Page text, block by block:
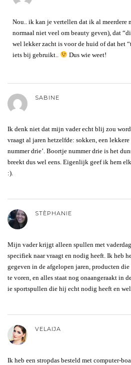
Nou.. ik kan je vertellen dat ik al meerdere
normaal niet veel om beauty geven), dat
wel lekker zacht is voor de huid of dat het
iets bij gebruikt..
Dus wie weet!
SABINE
Ik denk niet dat mijn vader echt blij zou
vraagt al jaren hetzelfde: sokken, een lekkere
nummer drie’. Boortje nummer drie is het
breekt dus wel eens. Eigenlijk geef ik hem
:).
STÈPHANIE
Mijn vader krijgt alleen spullen met
specifiek naar vraagt en nodig heeft. Ik heb
gegeven in de afgelopen jaren, producten
te voren, en alles staat nog onaangeraakt in
ie sportspullen die hij echt nodig heeft en
VELAIJA
Ik heb een stropdas besteld met computer-